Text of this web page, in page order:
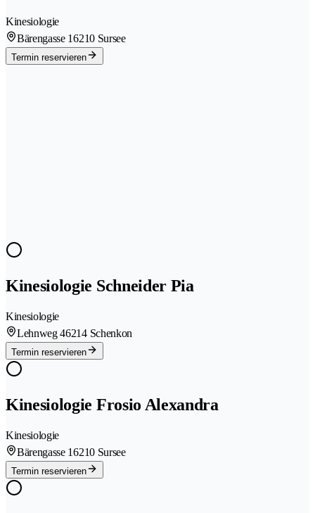
Kinesiologie
Bärengasse 16210 Sursee
Termin reservieren
Kinesiologie Schneider Pia
Kinesiologie
Lehnweg 46214 Schenkon
Termin reservieren
Kinesiologie Frosio Alexandra
Kinesiologie
Bärengasse 16210 Sursee
Termin reservieren